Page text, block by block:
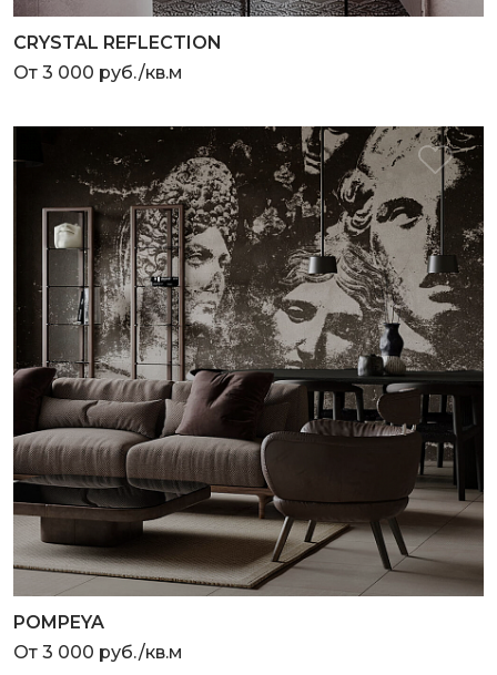
CRYSTAL REFLECTION
От 3 000 руб./кв.м
POMPEYA
От 3 000 руб./кв.м